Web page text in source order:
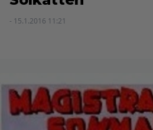
- 15.1.2016 11:21